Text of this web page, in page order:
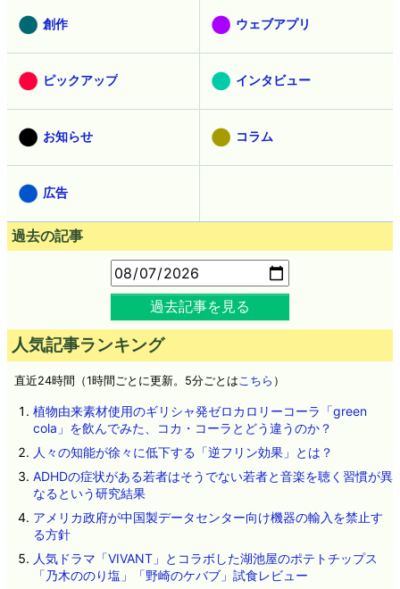
創作 ウェブアプリ
ピックアップ インタビュー
お知らせ コラム
広告
過去の記事
過去記事を見る
人気記事ランキング
直近24時間（1時間ごとに更新。5分ごとは こちら ）
植物由来素材使用のギリシャ発ゼロカロリーコーラ「green
cola」を飲んでみた、コカ・コーラとどう違うのか？
人々の知能が徐々に低下する「逆フリン効果」とは？
ADHDの症状がある若者はそうでない若者と音楽を聴く習慣が異
なるという研究結果
アメリカ政府が中国製データセンター向け機器の輸入を禁止す
る方針
人気ドラマ「VIVANT」とコラボした湖池屋のポテトチップス
「乃木ののり塩」「野崎のケバブ」試食レビュー